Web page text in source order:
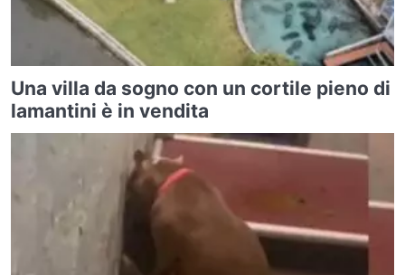
Una villa da sogno con un cortile pieno di
lamantini è in vendita